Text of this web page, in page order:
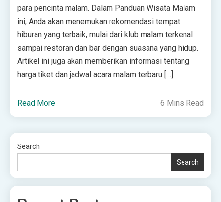
para pencinta malam. Dalam Panduan Wisata Malam
ini, Anda akan menemukan rekomendasi tempat
hiburan yang terbaik, mulai dari klub malam terkenal
sampai restoran dan bar dengan suasana yang hidup.
Artikel ini juga akan memberikan informasi tentang
harga tiket dan jadwal acara malam terbaru […]
Read More 6 Mins Read
Search
Search